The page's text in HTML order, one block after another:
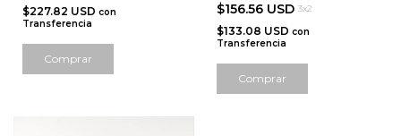
$227.82 USD con
Transferencia
Comprar
$156.56 USD 3x2
$133.08 USD con
Transferencia
Comprar